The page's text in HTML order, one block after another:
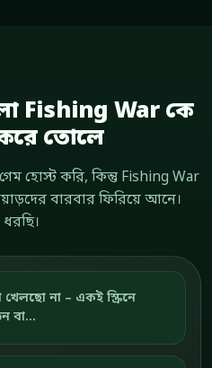
Fishing War কে
তোলে
হোস্ট করি, কিন্তু Fishing War
বারবার ফিরিয়ে আনে।
না – একই স্ক্রিনে
বা...